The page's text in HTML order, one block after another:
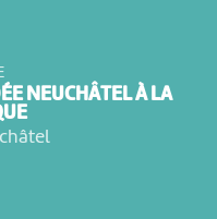
culturoscoPe site vous
Les cookies nous
les contenus mis à
culturel·le·s sur
NEUCHÂTEL À LA